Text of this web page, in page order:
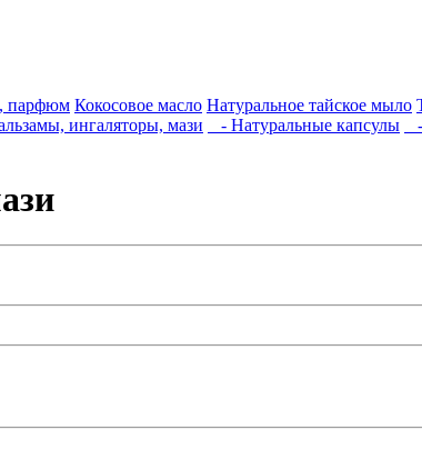
парфюм Кокосовое масло Натуральное тайское мыло
ингаляторы, мази - Натуральные капсулы -